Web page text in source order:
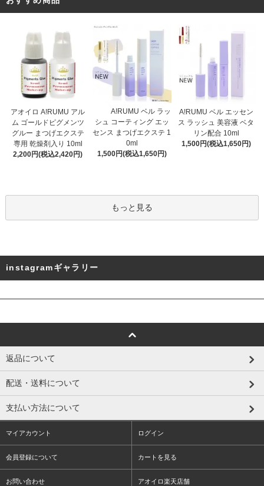
アオイロ A!RUMU アル
ム ゴールドピグメンツ
グルー まつげエクステ
専用 乾燥剤入り 10ml
2,200円(税込2,420円)
A!RUMU ベル ラッ
シュ コーティング エッ
センス まつげエクステ 1
0ml
1,500円(税込1,650円)
A!RUMU ベル エッセン
ス ラッシュ 美容液 ベタ
リン配合 10ml
1,500円(税込1,650円)
もっと見る
instagramギャラリー
返品について
配送・送料について
支払い方法について
マイアカウント ログイン
会員登録について カートを見る
お問い合わせ アオイロ楽天店舗